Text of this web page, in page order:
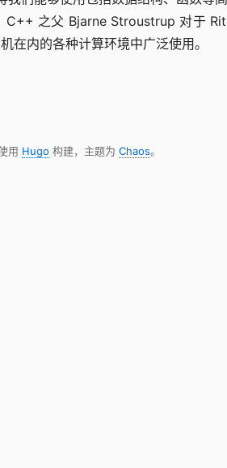
之父 Bjarne Stroustrup 对于
内的各种计算环境中广泛使用。
用 Hugo 构建，主题为 Chaos。